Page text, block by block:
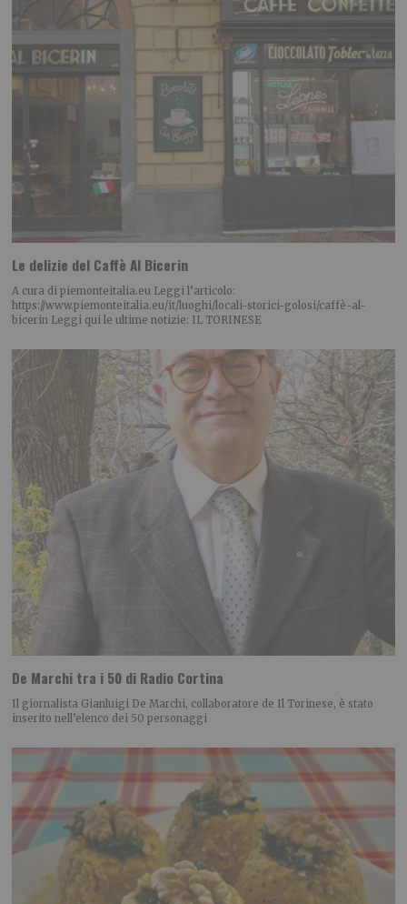
Le delizie del Caffè Al Bicerin
A cura di piemonteitalia.eu Leggi l’articolo:
https://www.piemonteitalia.eu/it/luoghi/locali-storici-golosi/caffè-al-
bicerin Leggi qui le ultime notizie: IL TORINESE
De Marchi tra i 50 di Radio Cortina
Il giornalista Gianluigi De Marchi, collaboratore de Il Torinese, è stato
inserito nell’elenco dei 50 personaggi